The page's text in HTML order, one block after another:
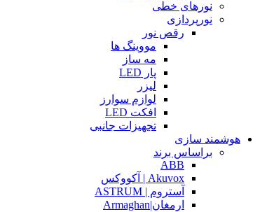
نورهای خطی
نورپردازی
رقص نور
مووینگ ها
مه ساز
پار LED
لیزر
لوازم سوارز
افکت LED
تجهیزات جانبی
هوشمند سازی
براساس برند
ABB
Akuvox | آکووکس
آستروم | ASTRUM
ارمغان|Armaghan